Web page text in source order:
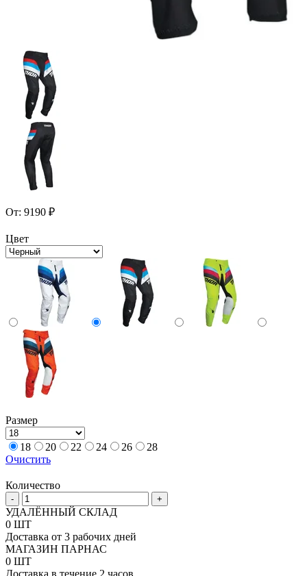
От: 9190 ₽
Цвет
Размер
18 20 22 24 26
28
Очистить
Количество
-
Количество
товара
Детские
штаны
для
мотокросса
Thor
+
УДАЛЁННЫЙ СКЛАД
0 ШТ
Доставка от 3 рабочих дней
МАГАЗИН ПАРНАС
0 ШТ
Доставка в течение 2 часов